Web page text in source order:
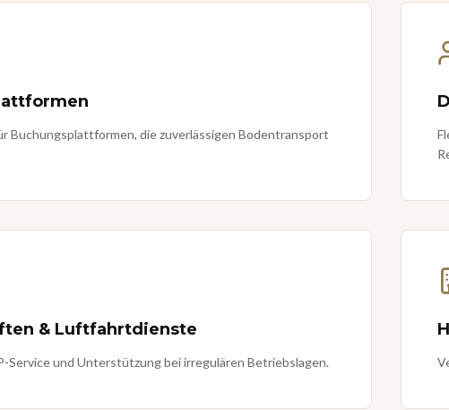
Buchungsplattformen, die zuverlässigen Bodentransport
& Luftfahrtdienste
Service und Unterstützung bei irregulären Betriebslagen.